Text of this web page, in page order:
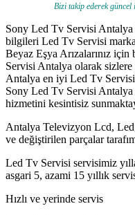
Bizi takip ederek
Sony Led Tv Servisi Antalya
bilgileri Led Tv Servisi
Beyaz Eşya Arızalarınız
Servisi Antalya olarak
Antalya en iyi Led Tv
Sony Led Tv Servisi
hizmetini kesintisiz
Antalya Televizyon Lcd,
ve değiştirilen parçalar
Led Tv Servisi servisimiz
asgari 5, azami 15 yıllık
Hızlı ve yerinde servis